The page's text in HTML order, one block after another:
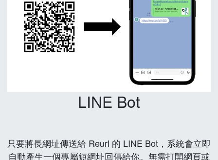
LINE Bot
只要將長網址傳送給 Reurl 的 LINE Bot，系統會立即
自動產生一個專屬短網址回傳給你。無需打開網頁或